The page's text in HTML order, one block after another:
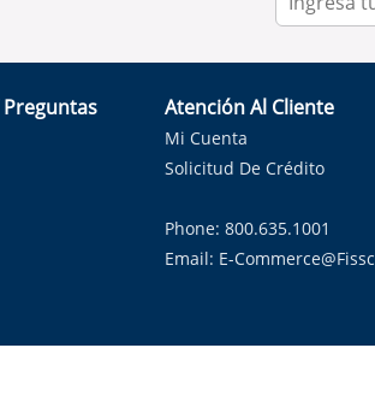
Atención Al Cliente
Mi Cuenta
Solicitud De Crédito
Phone: 800.635.1001
Email: E-